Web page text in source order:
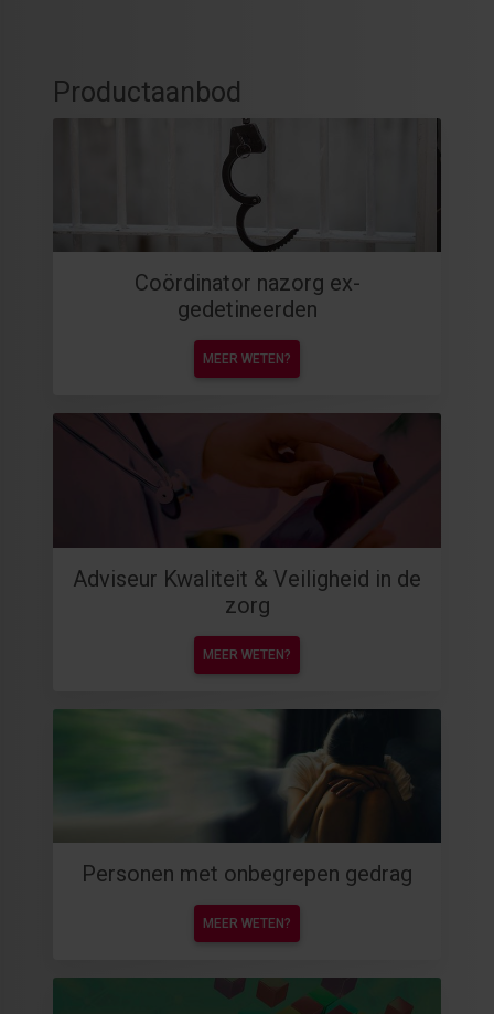
Productaanbod
Coördinator nazorg ex-
gedetineerden
MEER WETEN?
Adviseur Kwaliteit & Veiligheid in de
zorg
MEER WETEN?
Personen met onbegrepen gedrag
MEER WETEN?